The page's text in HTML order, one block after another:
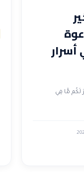
أسرار
لَكُم مَّا فِي